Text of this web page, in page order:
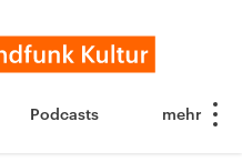
Podcasts